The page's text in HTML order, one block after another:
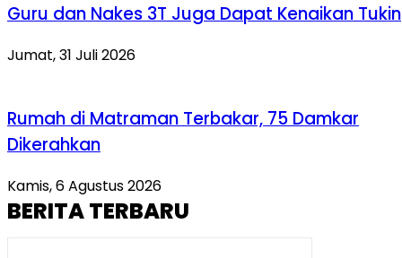
Guru dan Nakes 3T Juga Dapat Kenaikan Tukin
Jumat, 31 Juli 2026
Rumah di Matraman Terbakar, 75 Damkar
Dikerahkan
Kamis, 6 Agustus 2026
BERITA TERBARU